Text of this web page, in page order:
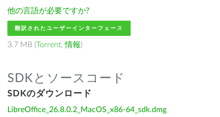
他の言語が必要ですか?
翻訳されたユーザーインターフェース
3.7 MB (Torrent,情報)
SDKとソースコード
SDKのダウンロード
LibreOffice_26.8.0.2_MacOS_x86-64_sdk.dmg